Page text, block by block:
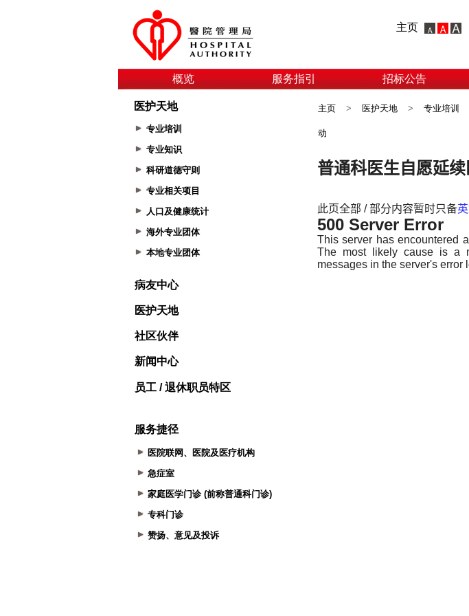
主页
概览 服务指引 招标公告
医护天地
专业培训
专业知识
科研道德守则
专业相关项目
人口及健康统计
海外专业团体
本地专业团体
病友中心
医护天地
社区伙伴
新闻中心
员工 / 退休职员特区
服务捷径
医院联网、医院及医疗机构
急症室
家庭医学门诊 (前称普通科门诊)
专科门诊
赞扬、意见及投诉
主页 > 医护天地 > 专业培训
动